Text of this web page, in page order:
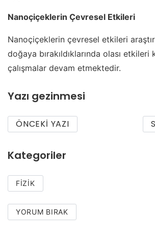
Nanoçiçeklerin Çevresel Etkileri
Nanoçiçeklerin çevresel etkileri
doğaya bırakıldıklarında olası etkileri
çalışmalar devam etmektedir.
Yazı gezinmesi
ÖNCEKI YAZI
Kategoriler
FIZIK
YORUM BIRAK